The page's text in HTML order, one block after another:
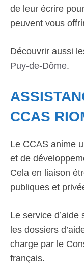
de leur écrire
peuvent vous
Découvrir aussi
Puy-de-Dôme.
CCAS
Le CCAS anime
et de
Cela en liaison
publiques et
Le service
les dossiers
charge par le
français.